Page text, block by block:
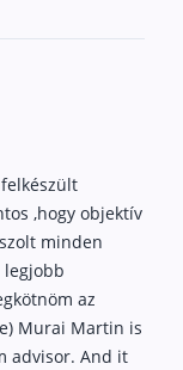
,hogy objektív
minden
legjobb
az
Murai Martin is
advisor. And it
experience. For
settings.